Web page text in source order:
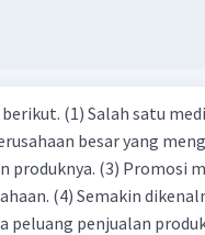
iklan adalah YouTube.
besar yang
menjadi jalan masuk bagi
oleh konsumen,
produk. (5) Hal ini disebabkan iklan